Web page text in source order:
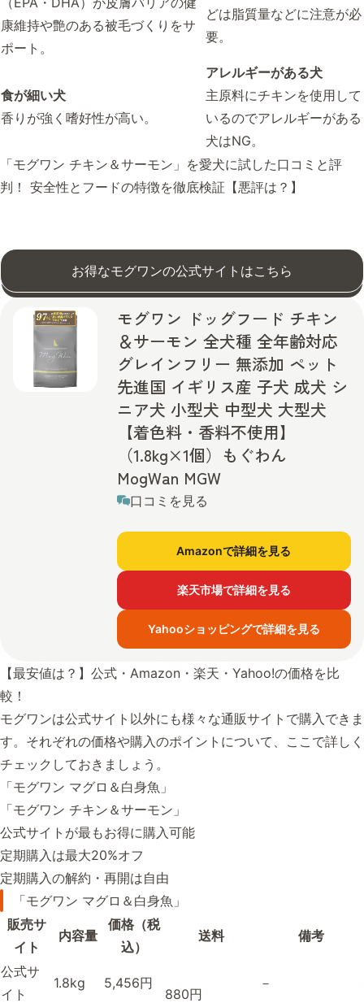
康維持や艶のある被毛づくりをサ
ポート。
どは脂質量などに注意が必
要。
食が細い犬
香りが強く嗜好性が高い。
アレルギーがある犬
主原料にチキンを使用して
いるのでアレルギーがある
犬はNG。
「モグワン チキン＆サーモン」を愛犬に試した口コミと評
判！ 安全性とフードの特徴を徹底検証【悪評は？】
お得なモグワンの公式サイトはこちら
モグワン ドッグフード チキン
＆サーモン 全犬種 全年齢対応
グレインフリー 無添加 ペット
先進国 イギリス産 子犬 成犬 シ
ニア犬 小型犬 中型犬 大型犬
【着色料・香料不使用】
（1.8kg×1個）もぐわん
MogWan MGW
口コミを見る
Amazonで詳細を見る
楽天市場で詳細を見る
Yahooショッピングで詳細を見る
【最安値は？】公式・Amazon・楽天・Yahoo!の価格を比
較！
モグワンは公式サイト以外にも様々な通販サイトで購入できま
す。それぞれの価格や購入のポイントについて、ここで詳しく
チェックしておきましょう。
「モグワン マグロ＆白身魚」
「モグワン チキン＆サーモン」
公式サイトが最もお得に購入可能
定期購入は最大20%オフ
定期購入の解約・再開は自由
「モグワン マグロ＆白身魚」
販売サ
イト
内容量
価格（税
込）
送料 備考
公式サ
イト
1.8kg 5,456円
880円
－